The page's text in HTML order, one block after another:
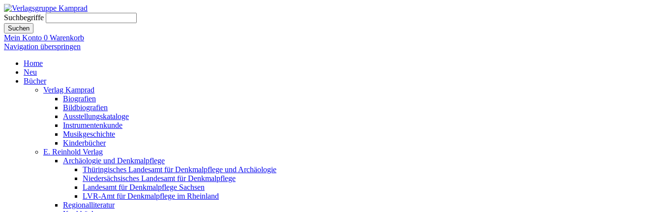
Suchbegriffe
Suchen
Mein Konto 0 Warenkorb
Navigation überspringen
Home
Neu
Bücher
Verlag Kamprad
Biografien
Bildbiografien
Ausstellungskataloge
Instrumentenkunde
Musikgeschichte
Kinderbücher
E. Reinhold Verlag
Archäologie und Denkmalpflege
Thüringisches Landesamt für Denkmalpflege und Archäologie
Niedersächsisches Landesamt für Denkmalpflege
Landesamt für Denkmalpflege Sachsen
LVR-Amt für Denkmalpflege im Rheinland
Regionalliteratur